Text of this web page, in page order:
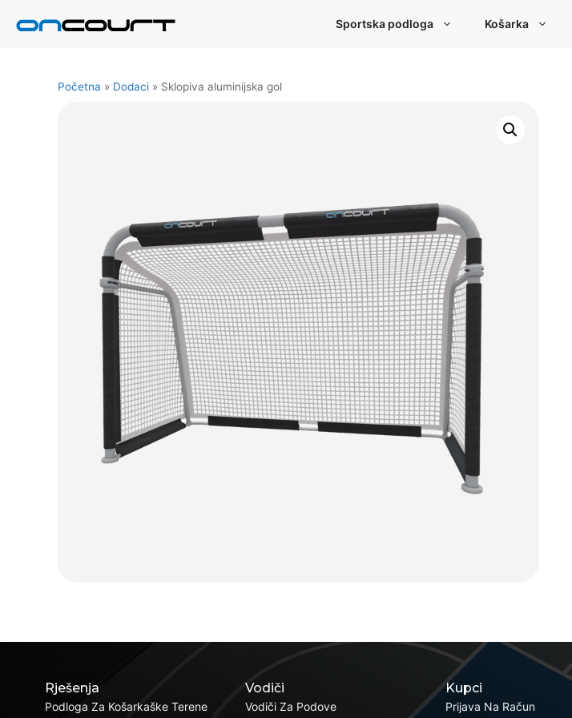
Sportska podloga Košarka
Početna » Dodaci » Sklopiva aluminijska gol
Rješenja
Podloga Za Košarkaške Terene
Vodiči
Vodiči Za Podove
Kupci
Prijava Na Račun